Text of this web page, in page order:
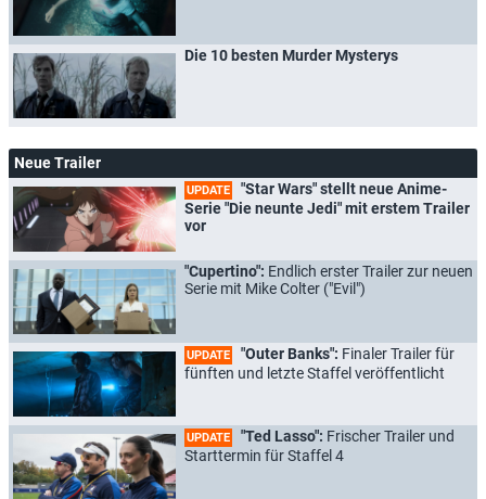
Die 10 besten Murder Mysterys
Neue Trailer
UPDATE
"Star Wars" stellt neue Anime-
Serie "Die neunte Jedi" mit erstem Trailer
vor
"Cupertino": Endlich erster Trailer zur neuen
Serie mit Mike Colter ("Evil")
UPDATE "Outer Banks": Finaler Trailer für
fünften und letzte Staffel veröffentlicht
UPDATE "Ted Lasso": Frischer Trailer und
Starttermin für Staffel 4